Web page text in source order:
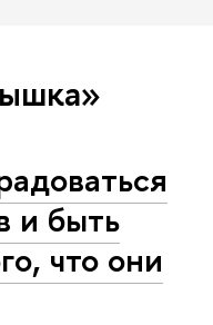
и быть
что они